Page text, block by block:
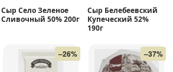
Сыр Село Зеленое
Сливочный 50% 200г
Сыр Белебеевский
Купеческий 52%
190г
–26% –37%